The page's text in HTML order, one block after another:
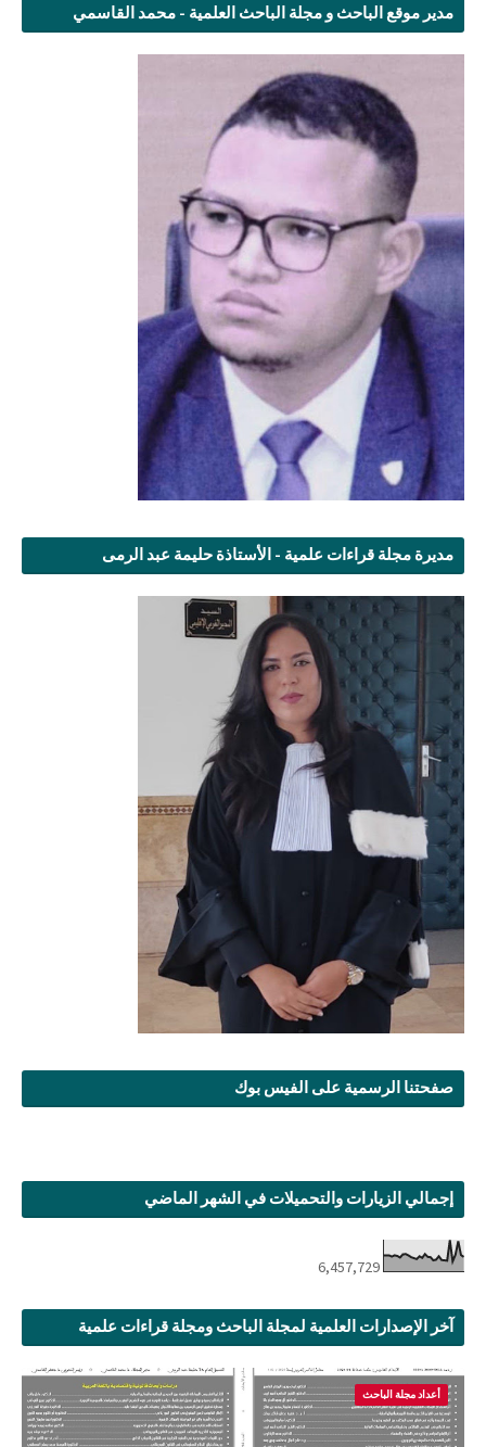
مدير موقع الباحث و مجلة الباحث العلمية - محمد القاسمي
مديرة مجلة قراءات علمية - الأستاذة حليمة عبد الرمى
صفحتنا الرسمية على الفيس بوك
إجمالي الزيارات والتحميلات في الشهر الماضي
6,457,729
آخر الإصدارات العلمية لمجلة الباحث ومجلة قراءات علمية
أعداد مجلة الباحث